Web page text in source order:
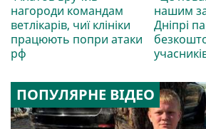
нагороди командам
ветлікарів, чиї клініки
працюють попри атаки
рф
нашим
Дніпрі
ПОПУЛЯРНЕ ВІДЕО